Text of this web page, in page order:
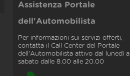
Assistenza Portale
dell'Automobilista
Per informazioni sui servizi offerti,
contatta il Call Center del Portale
dell'Automobilista attivo dal lunedì al
sabato dalle 8.00 alle 20.00